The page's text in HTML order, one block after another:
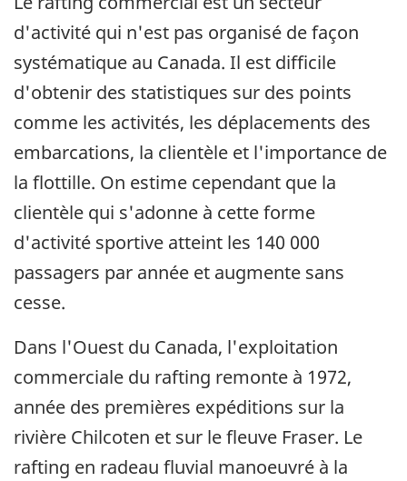
d'activité qui n'est pas organisé de façon
systématique au Canada. Il est difficile
d'obtenir des statistiques sur des points
comme les activités, les déplacements des
embarcations, la clientèle et l'importance de
la flottille. On estime cependant que la
clientèle qui s'adonne à cette forme
d'activité sportive atteint les 140 000
passagers par année et augmente sans
cesse.
Dans l'Ouest du Canada, l'exploitation
commerciale du rafting remonte à 1972,
année des premières expéditions sur la
rivière Chilcoten et sur le fleuve Fraser. Le
rafting en radeau fluvial manoeuvré à la